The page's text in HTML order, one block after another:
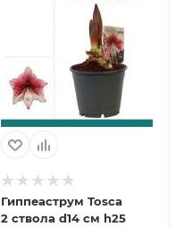
Гиппеаструм Tosca
2 ствола d14 см h25